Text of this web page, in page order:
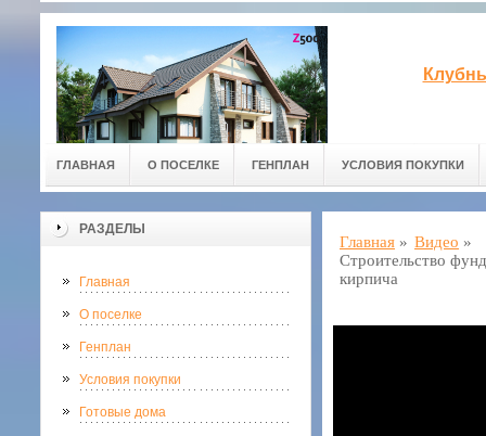
ГЛАВНАЯ О ПОСЕЛКЕ ГЕНПЛАН УСЛОВИЯ ПОКУПКИ
РАЗДЕЛЫ
Главная
О поселке
Генплан
Условия покупки
Готовые дома
Главная » Видео »
Строительство
кирпича